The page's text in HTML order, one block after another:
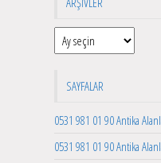
Arşivler
SAYFALAR
0531 981 01 90 Antika
0531 981 01 90 Antika